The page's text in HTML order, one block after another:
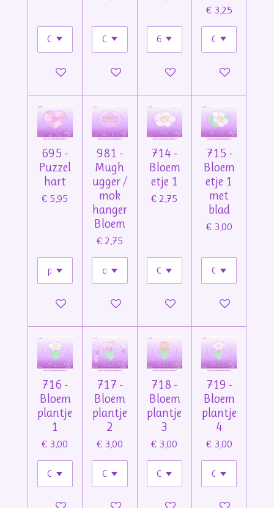
In winkelwagenIn winkelwagenIn winkelwagen
€ 3,25
In winkelwagen
695 -
Puzzel
hart
€ 5,95
In winkelwagen
981 -
Mugh
ugger /
mok
hanger
Bloem
€ 2,75
In winkelwagen
714 -
Bloem
etje 1
€ 2,75
In winkelwagen
715 -
Bloem
etje 1
met
blad
€ 3,00
In winkelwagen
716 -
Bloem
plantje
1
€ 3,00
717 -
Bloem
plantje
2
€ 3,00
718 -
Bloem
plantje
3
€ 3,00
719 -
Bloem
plantje
4
€ 3,00